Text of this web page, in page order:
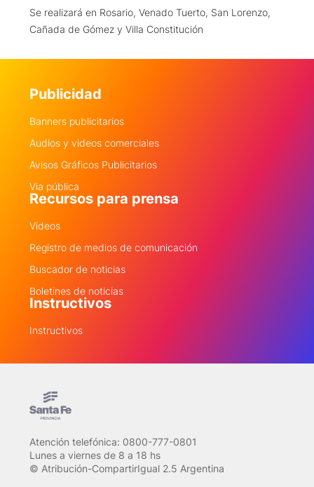
Se realizará en Rosario, Venado Tuerto, San Lorenzo,
Cañada de Gómez y Villa Constitución
Publicidad
Banners publicitarios
Audios y videos comerciales
Avisos Gráficos Publicitarios
Via pública
Recursos para prensa
Videos
Registro de medios de comunicación
Buscador de noticias
Boletines de noticias
Instructivos
Instructivos
Atención telefónica: 0800-777-0801
Lunes a viernes de 8 a 18 hs
© Atribución-CompartirIgual 2.5 Argentina